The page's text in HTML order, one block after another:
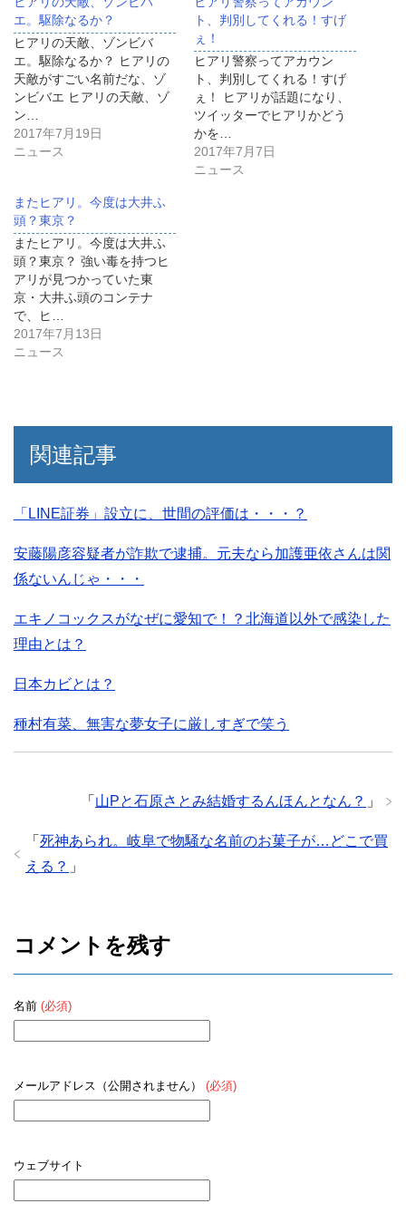
エ。駆除なるか？
ヒアリの天敵、ゾンビバ
エ。駆除なるか？ ヒアリの
天敵がすごい名前だな、ゾ
ンビバエ ヒアリの天敵、ゾ
ン…
2017年7月19日
ニュース
ト、判別してくれる！すげ
ぇ！
ヒアリ警察ってアカウン
ト、判別してくれる！すげ
ぇ！ ヒアリが話題になり、
ツイッターでヒアリかどう
かを…
2017年7月7日
ニュース
またヒアリ。今度は大井ふ
頭？東京？
またヒアリ。今度は大井ふ
頭？東京？ 強い毒を持つヒ
アリが見つかっていた東
京・大井ふ頭のコンテナ
で、ヒ…
2017年7月13日
ニュース
関連記事
「LINE証券」設立に、世間の評価は・・・？
安藤陽彦容疑者が詐欺で逮捕。元夫なら加護亜依さんは関
係ないんじゃ・・・
エキノコックスがなぜに愛知で！？北海道以外で感染した
理由とは？
日本カビとは？
種村有菜、無害な夢女子に厳しすぎで笑う
「 山Pと石原さとみ結婚するんほんとなん？ 」
「 死神あられ。岐阜で物騒な名前のお菓子が…どこで買
える？ 」
コメントを残す
名前 (必須)
メールアドレス（公開されません） (必須)
ウェブサイト